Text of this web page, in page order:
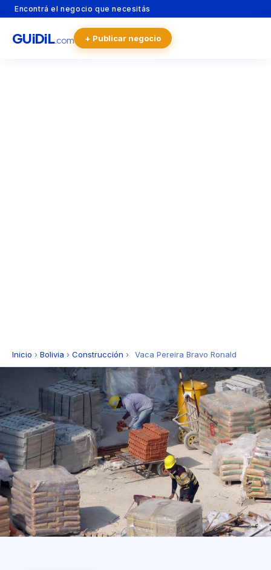
Encontrá el negocio que necesitás
GUiDiL.com + Publicar negocio
Inicio › Bolivia › Construcción › Vaca Pereira Bravo Ronald